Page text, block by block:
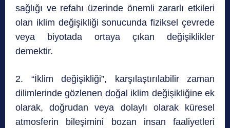
sağlığı ve refahı üzerinde önemli zararlı etkileri
olan iklim değişikliği sonucunda fiziksel çevrede
veya biyotada ortaya çıkan değişiklikler
demektir.
2. “İklim değişikliği”, karşılaştırılabilir zaman
dilimlerinde gözlenen doğal iklim değişikliğine ek
olarak, doğrudan veya dolaylı olarak küresel
atmosferin bileşimini bozan insan faaliyetleri